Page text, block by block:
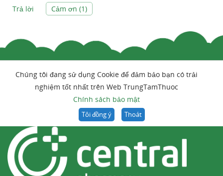
Trả lời
Cảm ơn (1)
Chúng tôi đang sử dụng Cookie để đảm bảo bạn có trải
nghiệm tốt nhất trên Web TrungTamThuoc
Chính sách bảo mật
Tôi đồng ý Thoát